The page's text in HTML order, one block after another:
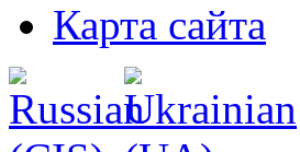
Карта сайта